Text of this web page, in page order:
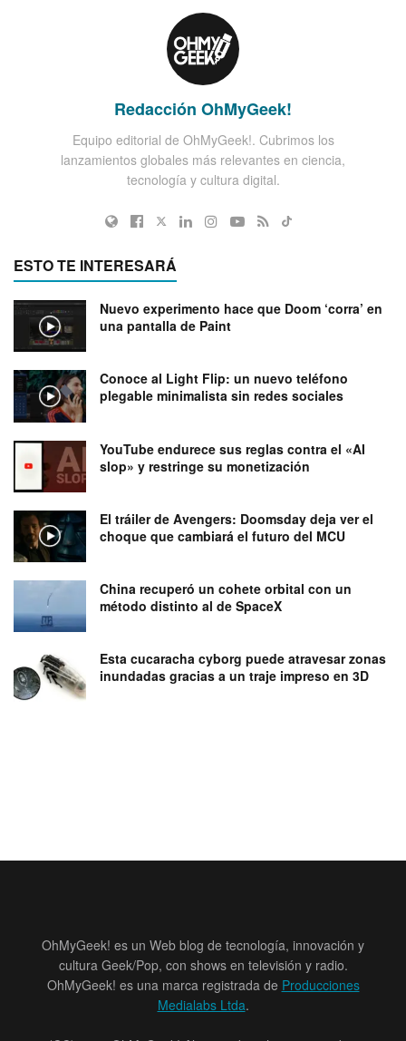
Redacción OhMyGeek!
Equipo editorial de OhMyGeek!. Cubrimos los
lanzamientos globales más relevantes en ciencia,
tecnología y cultura digital.
ESTO TE INTERESARÁ
Nuevo experimento hace que Doom ‘corra’ en
una pantalla de Paint
Conoce al Light Flip: un nuevo teléfono
plegable minimalista sin redes sociales
YouTube endurece sus reglas contra el «AI
slop» y restringe su monetización
El tráiler de Avengers: Doomsday deja ver el
choque que cambiará el futuro del MCU
China recuperó un cohete orbital con un
método distinto al de SpaceX
Esta cucaracha cyborg puede atravesar zonas
inundadas gracias a un traje impreso en 3D
OhMyGeek! es un Web blog de tecnología, innovación y
cultura Geek/Pop, con shows en televisión y radio.
OhMyGeek! es una marca registrada de Producciones
Medialabs Ltda.